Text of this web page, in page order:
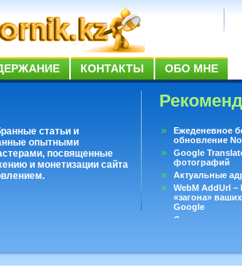
КОНТАКТЫ ОБО МНЕ
статьи и
опытными
посвященные
и монетизации сайта
Ежеденевное
обновление
Google
фотографий
Актуальные
WebM AddUrl
«загона»
Google
Существует